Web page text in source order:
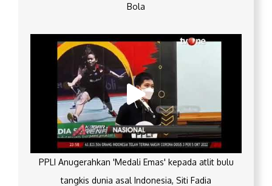
Bola
PPLI Anugerahkan 'Medali Emas' kepada atlit bulu
tangkis dunia asal Indonesia, Siti Fadia